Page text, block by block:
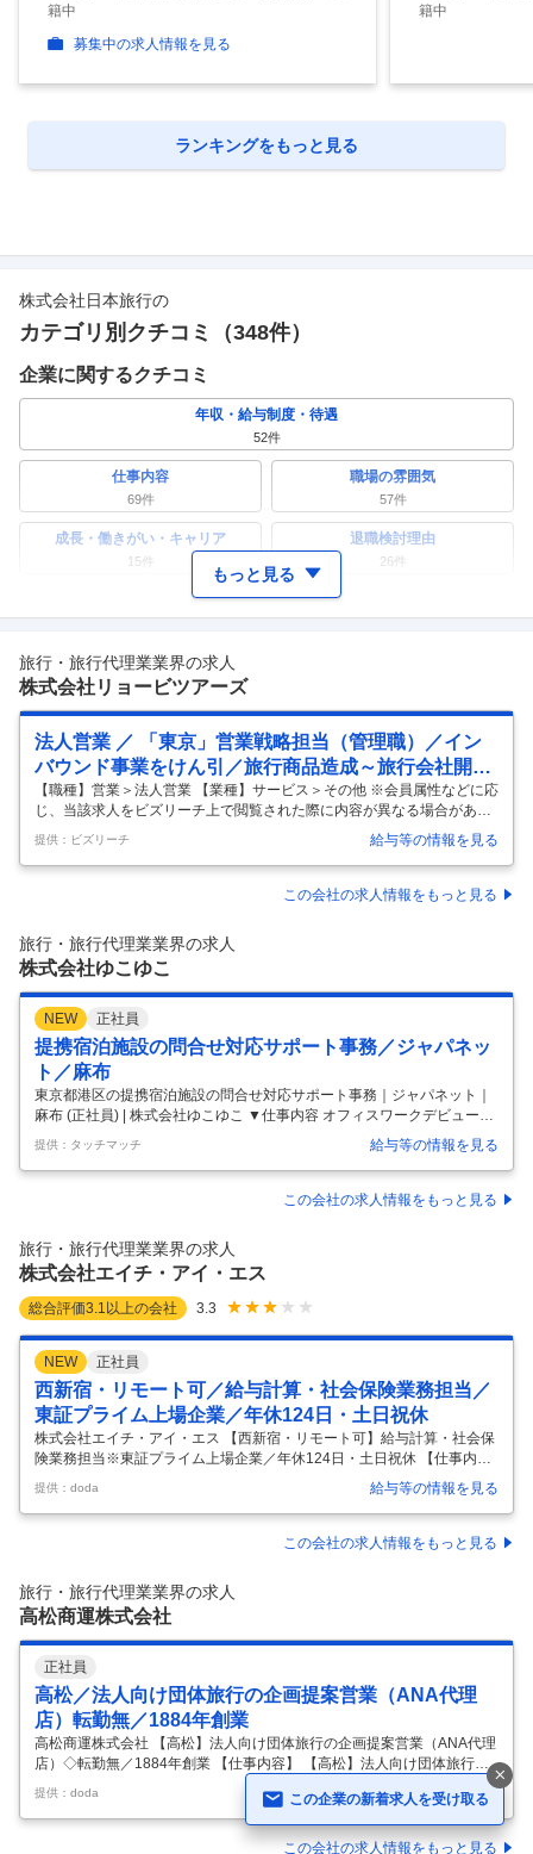
籍中
募集中の求人情報を見る
籍中
ランキングをもっと見る
株式会社日本旅行の
カテゴリ別クチコミ（348件）
企業に関するクチコミ
年収・給与制度・待遇
52件
仕事内容
69件
職場の雰囲気
57件
成長・働きがい・キャリア
15件
退職検討理由
26件
ワークライフバランス 女性の活躍・働きやすさ
副業
10件
25 件 11件
企業の選考に関するクチコミ
13件
もっと見る
旅行・旅行代理業業界の求人
株式会社リョービツアーズ
法人営業 ／ 「東京」営業戦略担当（管理職）／イン
バウンド事業をけん引／旅行商品造成～旅行会社開拓
まで／リモート勤務可能
【職種】営業＞法人営業 【業種】サービス＞その他 ※会員属性などに応
じ、当該求人をビズリーチ上で閲覧された際に内容が異なる場合があり
ます インバウンド事業の市場戦略・商品造成の営業責任者（管理職・プ
レイングマネージャー）を募集中 ■当社について 当社は、両備グループ
のトラベル事業として1971年に創業して以来、半世紀以上にわたり、
お客様一人ひとりのニーズに寄り添い、国内・海外を問わず多様な旅行
…
提供：ビズリーチ 給与等の情報を見る
この会社の求人情報をもっと見る
旅行・旅行代理業業界の求人
株式会社ゆこゆこ
NEW 正社員
提携宿泊施設の問合せ対応サポート事務／ジャパネッ
ト／麻布
東京都港区の提携宿泊施設の問合せ対応サポート事務｜ジャパネット｜
麻布 (正社員) | 株式会社ゆこゆこ ▼仕事内容 オフィスワークデビュー歓
迎！電話 ・接客対応活かせる温泉地に特化して宿やホテルを紹介するカ
タログ ・予約サイト『ゆこゆこ』にて、全国２０００以上の提携宿泊施
設を支える窓口業務をお任せします。 ◆提携宿泊施設からの電話 ・メー
ルによる問い合わせ対応◆宿泊施設への確認 ・連絡事項などの発信業務
める業務 (東京都港区) ▼職種 提携宿泊施設の問合せ対応サポー
提供：タッチマッチ 給与等の情報を見る
この会社の求人情報をもっと見る
旅行・旅行代理業業界の求人
株式会社エイチ・アイ・エス
総合評価3.1 以上の会社 3.3
NEW 正社員
西新宿・リモート可／給与計算・社会保険業務担当／
東証プライム上場企業／年休124日・土日祝休
株式会社エイチ・アイ・エス 【西新宿・リモート可】給与計算・社会保
険業務担当※東証プライム上場企業／年休124日・土日祝休 【仕事内
容】 【西新宿・リモート可】給与計算・社会保険業務担当※東証プライ
ム上場企業／年休124日・土日祝休 【具体的な仕事内容】 【東証プライ
ム上場／国内外に事業を展開するグローバル企業／旅行事業以外に新規
事業を多数展開／年休124日・土日祝休み】 ■担当業務： ○支給関連 月
喪失／扶養異動 社会保険料関連（算定、月変、免除手続き等）、
提供：doda 給与等の情報を見る
この会社の求人情報をもっと見る
旅行・旅行代理業業界の求人
高松商運株式会社
正社員
高松／法人向け団体旅行の企画提案営業（ANA代理
店）転勤無／1884年創業
高松商運株式会社 【高松】法人向け団体旅行の企画提案営業（ANA代理
店）◇転勤無／1884年創業 【仕事内容】 【高松】法人向け団体旅行の
企画提案営業（ANA代理店）◇転勤無／1884年創業 【具体的な仕事内
容】 ≪1884年創業以来四国・香川の空と海の玄関を守り続けてきた当
社にて、旅行の営業スタッフを募集します≫ ＼業務内容／ ――――――
―――――――― 法人顧客の出張手配や社員旅行、修学旅行や部活動の
提供：doda 給与等の情報を見る
この会社の求人情報をもっと見る
この企業の新着求人を受け取る